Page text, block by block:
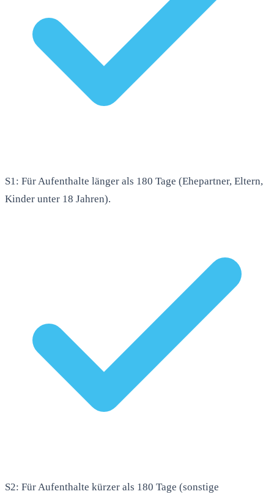
S1: Für Aufenthalte länger als 180 Tage (Ehepartner, Eltern,
Kinder unter 18 Jahren).
S2: Für Aufenthalte kürzer als 180 Tage (sonstige